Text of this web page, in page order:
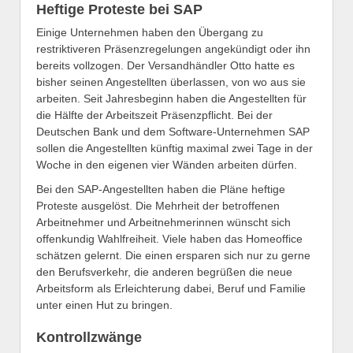
Heftige Proteste bei SAP
Einige Unternehmen haben den Übergang zu
restriktiveren Präsenzregelungen angekündigt oder ihn
bereits vollzogen. Der Versandhändler Otto hatte es
bisher seinen Angestellten überlassen, von wo aus sie
arbeiten. Seit Jahresbeginn haben die Angestellten für
die Hälfte der Arbeitszeit Präsenzpflicht. Bei der
Deutschen Bank und dem Software-Unternehmen SAP
sollen die Angestellten künftig maximal zwei Tage in der
Woche in den eigenen vier Wänden arbeiten dürfen.
Bei den SAP-Angestellten haben die Pläne heftige
Proteste ausgelöst. Die Mehrheit der betroffenen
Arbeitnehmer und Arbeitnehmerinnen wünscht sich
offenkundig Wahlfreiheit. Viele haben das Homeoffice
schätzen gelernt. Die einen ersparen sich nur zu gerne
den Berufsverkehr, die anderen begrüßen die neue
Arbeitsform als Erleichterung dabei, Beruf und Familie
unter einen Hut zu bringen.
Kontrollzwänge